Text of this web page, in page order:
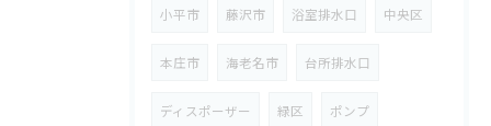
小平市 藤沢市 浴室排水口 中央区
本庄市 海老名市 台所排水口
ディスポーザー 緑区 ポンプ